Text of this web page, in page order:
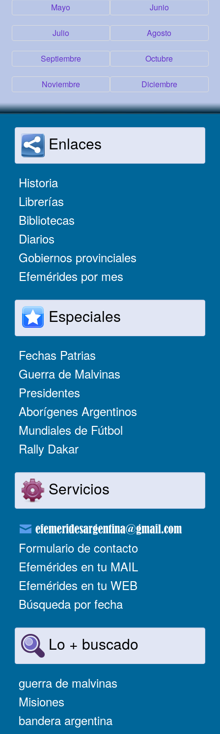
Mayo Junio
Julio Agosto
Septiembre Octubre
Noviembre Diciembre
Enlaces
Historia
Librerías
Bibliotecas
Diarios
Gobiernos provinciales
Efemérides por mes
Especiales
Fechas Patrias
Guerra de Malvinas
Presidentes
Aborígenes Argentinos
Mundiales de Fútbol
Rally Dakar
Servicios
Formulario de contacto
Efemérides en tu MAIL
Efemérides en tu WEB
Búsqueda por fecha
Lo + buscado
guerra de malvinas
Misiones
bandera argentina